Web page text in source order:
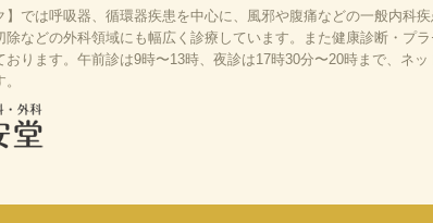
では呼吸器、循環器疾患を中心に、風邪や腹痛などの一般内科
などの外科領域にも幅広く診療しています。また健康診断・プ
ります。午前診は9時〜13時、夜診は17時30分〜20時まで、ネ
見